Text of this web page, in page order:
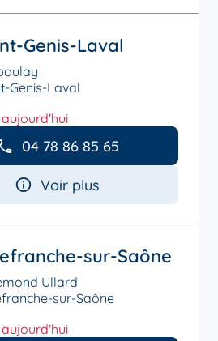
Genis-Laval
Genis-Laval
04 78 86 85 65
Voir plus
sur-Saône
Ullard
sur-Saône